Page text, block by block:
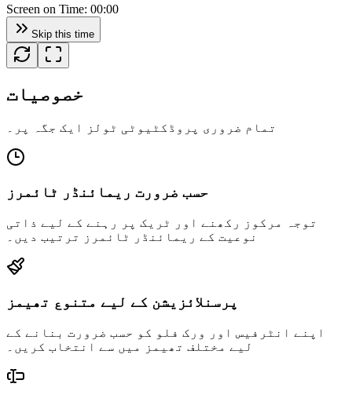
Screen on Time: 00:00
Skip this time
خصوصیات
تمام ضروری پروڈکٹیوٹی ٹولز ایک جگہ پر۔
حسب ضرورت ریمائنڈر ٹائمرز
توجہ مرکوز رکھنے اور ٹریک پر رہنے کے لیے ذاتی
نوعیت کے ریمائنڈر ٹائمرز ترتیب دیں۔
پرسنلائزیشن کے لیے متنوع تھیمز
اپنے انٹرفیس اور ورک فلو کو حسب ضرورت بنانے کے
لیے مختلف تھیمز میں سے انتخاب کریں۔